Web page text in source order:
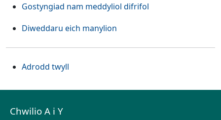
Gostyngiad nam meddyliol difrifol
Diweddaru eich manylion
Adrodd twyll
Chwilio A i Y